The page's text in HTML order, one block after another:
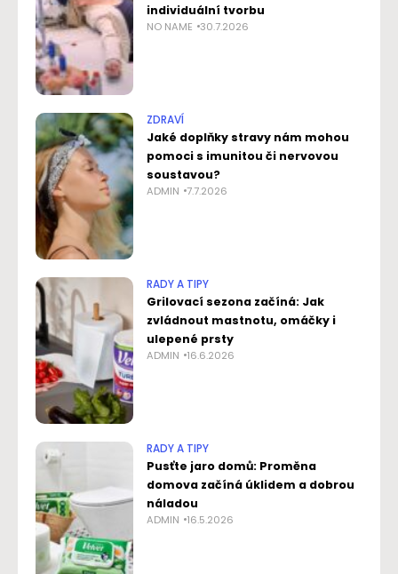
individuální tvorbu
NO NAME 30.7.2026
ZDRAVÍ
Jaké doplňky stravy nám mohou
pomoci s imunitou či nervovou
soustavou?
ADMIN 7.7.2026
RADY A TIPY
Grilovací sezona začíná: Jak
zvládnout mastnotu, omáčky i
ulepené prsty
ADMIN 16.6.2026
RADY A TIPY
Pusťte jaro domů: Proměna
domova začíná úklidem a dobrou
náladou
ADMIN 16.5.2026